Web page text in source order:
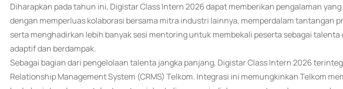
Diharapkan pada tahun ini, Digistar Class Intern 2026 dapat memberikan pengalaman
dengan memperluas kolaborasi bersama mitra industri lainnya, memperdalam tantangan
serta menghadirkan lebih banyak sesi mentoring untuk membekali peserta sebagai talenta
adaptif dan berdampak.
Sebagai bagian dari pengelolaan talenta jangka panjang, Digistar Class Intern 2026
Relationship Management System (CRMS) Telkom. Integrasi ini memungkinkan Telkom